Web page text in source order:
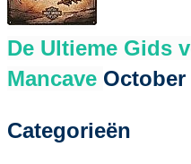
De Ultieme Gids
Mancave October
Categorieën